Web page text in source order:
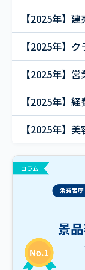
【2025年】
【2025年】
【2025年】
【2025年】
【2025年】